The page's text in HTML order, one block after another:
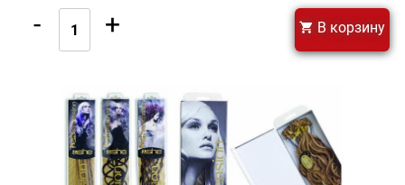
- + В корзину